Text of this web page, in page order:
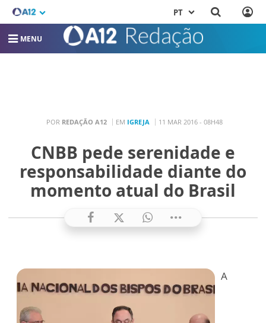
PT
MENU
POR REDAÇÃO A12 EM IGREJA 11 MAR 2016 - 08H48
CNBB pede serenidade e
responsabilidade diante do
momento atual do Brasil
A